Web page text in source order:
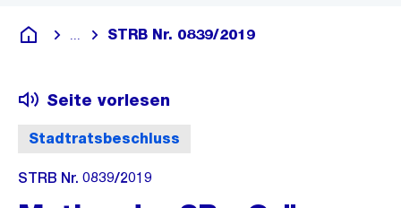
Deutsch
Blende alle Breadcrumbs ein
STRB Nr. 0839/2019
Stadtratsbeschluss
Seite vorlesen
STRB Nr. 0839/2019